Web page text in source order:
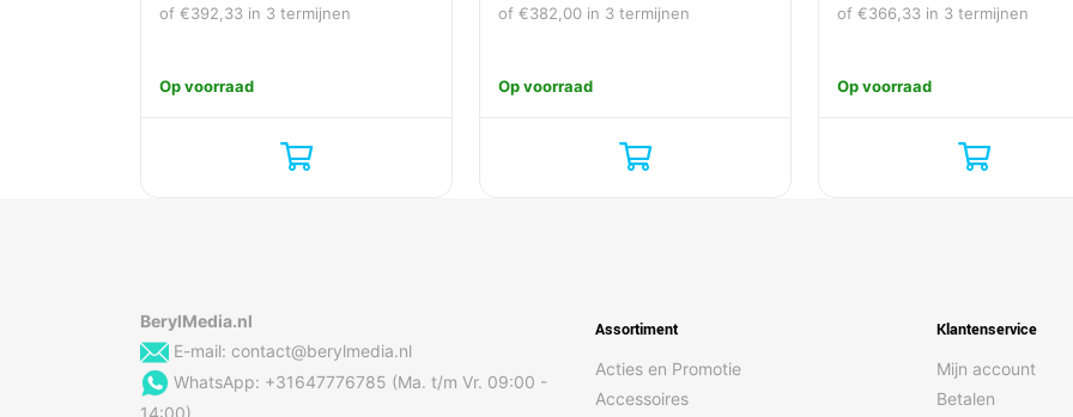
of €392,33 in 3 termijnen
Op voorraad
of€382,00 in 3 termijnen
Op voorraad
of€366,33 in 3 termijnen
Op voorraad
BerylMedia.nl
E-mail: contact@berylmedia.nl
WhatsApp: +31647776785 (Ma. t/m Vr. 09:00 -
14:00)
Assortiment
Acties en Promotie
Accessoires
Klantenservice
Mijn account
Betalen